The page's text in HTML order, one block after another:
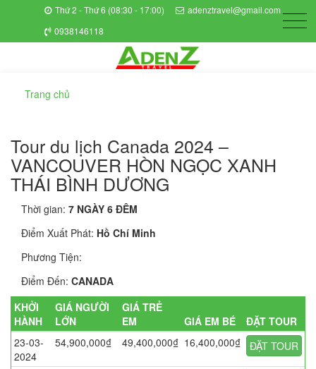
Thứ 2 - Thứ 6 (08:30 - 17:00)
adenztravel@gmail.com
0938146118
Trang chủ
Tour du lịch Canada 2024 –
VANCOUVER HÒN NGỌC XANH
THÁI BÌNH DƯƠNG
Thời gian: 7 NGÀY 6 ĐÊM
Điểm Xuất Phát: Hồ Chí Minh
Phương Tiện:
Điểm Đến: CANADA
KHỞI
HÀNH
GIÁ NGƯỜI
LỚN
GIÁ TRẺ
EM
GIÁ EM BÉ
ĐẶT TOUR
23-03-
2024
54,900,000₫ 49,400,000₫ 16,400,000₫ ĐẶT TOUR